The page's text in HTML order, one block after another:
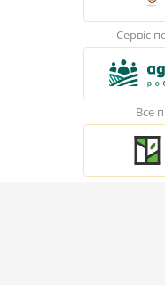
Сервіс
Все